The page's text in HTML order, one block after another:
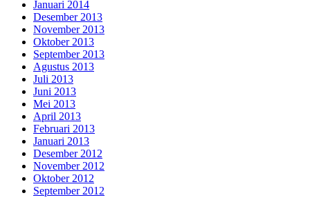
Januari 2014
Desember 2013
November 2013
Oktober 2013
September 2013
Agustus 2013
Juli 2013
Juni 2013
Mei 2013
April 2013
Februari 2013
Januari 2013
Desember 2012
November 2012
Oktober 2012
September 2012